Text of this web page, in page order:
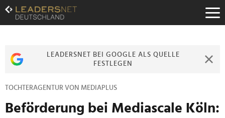
Zum
Inhalt
Zur
Zur
LEADERSNET BEI GOOGLE ALS QUELLE
FESTLEGEN
TOCHTERAGENTUR VON MEDIAPLUS
Beförderung bei Mediascale Köln: